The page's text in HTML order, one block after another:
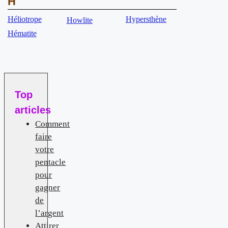
Héliotrope
Hématite
Howlite Hypersthène
Top
articles
Comment
faire
votre
pentacle
pour
gagner
de
l’argent
Attirer